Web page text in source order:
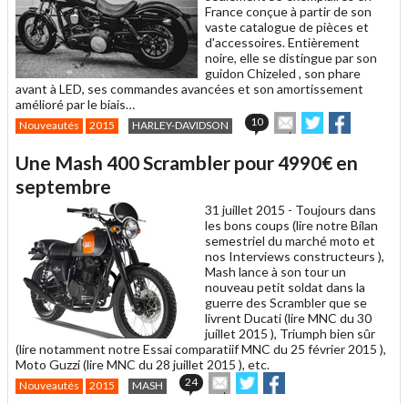
France conçue à partir de son
vaste catalogue de pièces et
d'accessoires. Entièrement
noire, elle se distingue par son
guidon Chizeled , son phare
avant à LED, ses commandes avancées et son amortissement
amélioré par le biais…
Nouveautés 2015 HARLEY-DAVIDSON 10
Envoyer
cet
à
Partager
sur sur
Une Mash 400 Scrambler pour 4990€ en
septembre
31 juillet 2015 - Toujours dans
les bons coups (lire notre Bilan
semestriel du marché moto et
nos Interviews constructeurs ),
Mash lance à son tour un
nouveau petit soldat dans la
guerre des Scrambler que se
livrent Ducati (lire MNC du 30
juillet 2015 ), Triumph bien sûr
(lire notamment notre Essai comparatiif MNC du 25 février 2015 ),
Moto Guzzi (lire MNC du 28 juillet 2015 ), etc.
Nouveautés 2015 MASH 24
Envoyer
cet
Partager
sur sur